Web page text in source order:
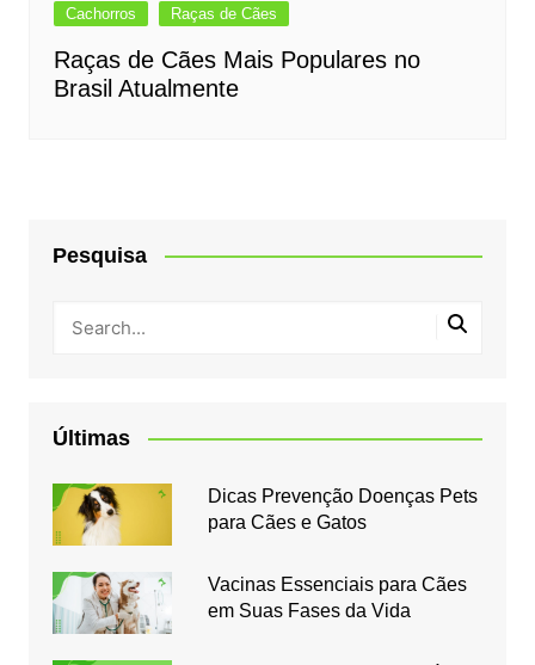
Cachorros Raças de Cães
Raças de Cães Mais Populares no
Brasil Atualmente
Pesquisa
Últimas
Dicas Prevenção Doenças Pets
para Cães e Gatos
Vacinas Essenciais para Cães
em Suas Fases da Vida